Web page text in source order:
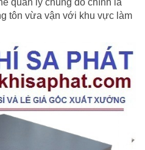
tôn vừa vận với khu vực làm